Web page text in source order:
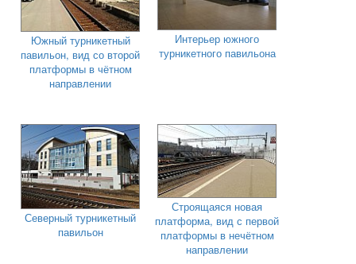
Южный турникетный
павильон, вид со второй
платформы в чётном
направлении
Интерьер южного
турникетного павильона
Северный турникетный
павильон
Строящаяся новая
платформа, вид с первой
платформы в нечётном
направлении